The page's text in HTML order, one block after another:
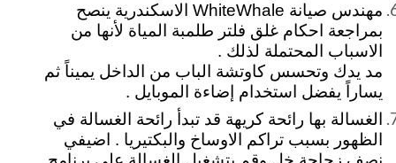
مهندس صيانة WhiteWhale الاسكندرية ينصح
بمراجعة احكام غلق فلتر طلمبة المياة لأنها من
الاسباب المحتملة لذلك .
مد يدك وتحسس كاوتشة الباب من الداخل يميناً ثم
يساراً يفضل استخدام إضاءة الموبايل .
الغسالة بها رائحة كريهة قد تبدأ رائحة الغسالة في
الظهور بسبب تراكم الاوساخ والبكتيريا . اضيفي